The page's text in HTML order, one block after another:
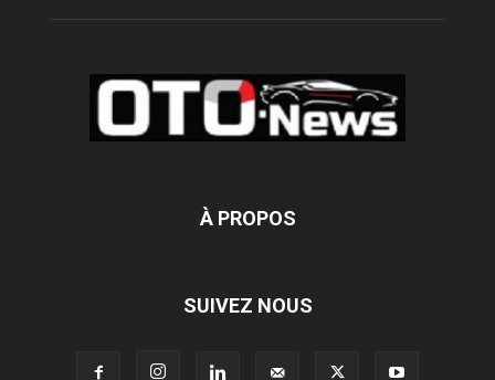
À PROPOS
SUIVEZ NOUS